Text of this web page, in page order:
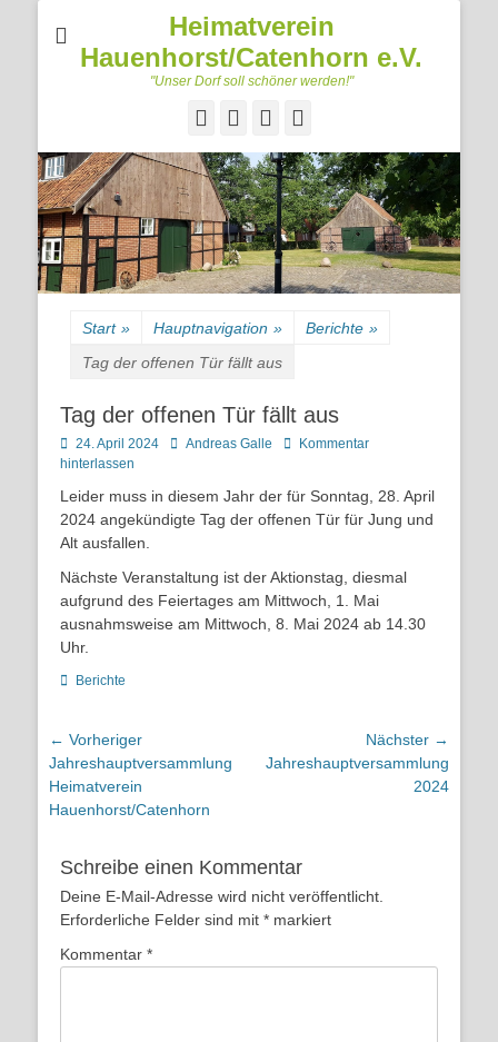
Heimatverein
Hauenhorst/Catenhorn e.V.
"Unser Dorf soll schöner werden!"
FacebookGoogleplus
Start » Hauptnavigation » Berichte »
Tag der offenen Tür fällt aus
Tag der offenen Tür fällt aus
Posted
on
24. April 2024 AutorAndreas Galle
Kommentar
hinterlassen
Leider muss in diesem Jahr der für Sonntag, 28. April
2024 angekündigte Tag der offenen Tür für Jung und
Alt ausfallen.
Nächste Veranstaltung ist der Aktionstag, diesmal
aufgrund des Feiertages am Mittwoch, 1. Mai
ausnahmsweise am Mittwoch, 8. Mai 2024 ab 14.30
Uhr.
Kategorien
Berichte
Beitragsnavigation
← Vorheriger
Vorheriger
Beitrag:
Jahreshauptversammlung
Heimatverein
Hauenhorst/Catenhorn
Nächster →
Nächster
Jahreshauptversammlung
2024
Schreibe einen Kommentar
Deine E-Mail-Adresse wird nicht veröffentlicht.
Erforderliche Felder sind mit * markiert
Kommentar *